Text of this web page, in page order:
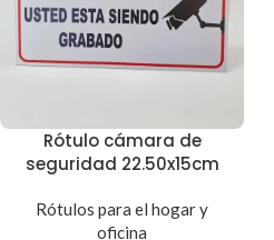
Rótulo cámara de
seguridad 22.50x15cm
Rótulos para el hogar y
oficina